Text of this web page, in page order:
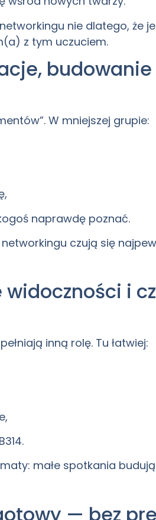
nie dlatego, że
z tym uczuciem.
W mniejszej grupie:
naprawdę poznać.
czują się
i
inną rolę. Tu łatwiej:
małe spotkania
— bez